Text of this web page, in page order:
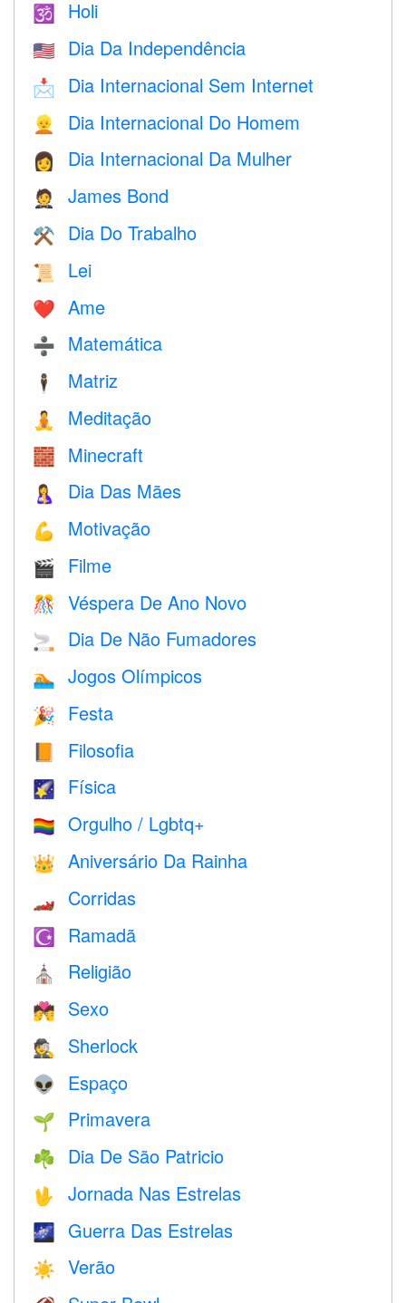
🕉 Holi
🇺🇸 Dia Da Independência
📩 Dia Internacional Sem Internet
👱 Dia Internacional Do Homem
👩 Dia Internacional Da Mulher
🤵 James Bond
⚒️ Dia Do Trabalho
📜 Lei
❤️️ Ame
➗ Matemática
🕴️ Matriz
🧘 Meditação
🧱 Minecraft
🤱 Dia Das Mães
💪 Motivação
🎬 Filme
🎊 Véspera De Ano Novo
🚬 Dia De Não Fumadores
🏊 Jogos Olímpicos
🎉 Festa
Filosofia
🌠 Física
🏳️‍🌈 Orgulho / Lgbtq+
👑 Aniversário Da Rainha
🏎 Corridas
☪️ Ramadã
⛪️ Religião
💏 Sexo
🕵️ Sherlock
👽 Espaço
🌱 Primavera
☘️ Dia De São Patricio
🖖 Jornada Nas Estrelas
🌌 Guerra Das Estrelas
☀️ Verão